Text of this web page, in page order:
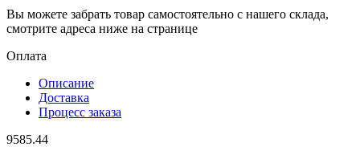
Вы можете забрать товар самостоятельно с нашего склада,
смотрите адреса ниже на странице
Оплата
Описание
Доставка
Процесс заказа
9585.44